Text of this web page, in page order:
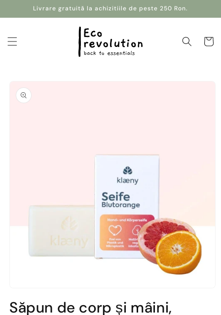
Salt la
conținut
Livrare gratuită la achizitiile de peste 250 Ron.
Coș
informațiile
despre
produs
media
Săpun de corp și mâini,